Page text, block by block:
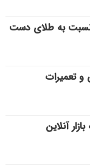
به طلای دست
تعمیرات
آنلاین